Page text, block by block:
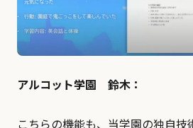
アルコット学園 鈴木：
こちらの機能も、当学園の独自技